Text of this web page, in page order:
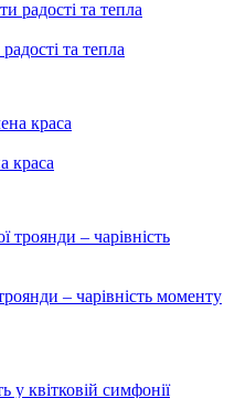
та тепла
краса
– чарівність моменту